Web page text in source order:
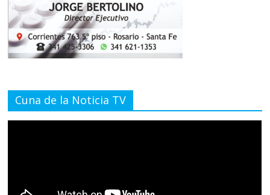
Cuna de la Noticia TV